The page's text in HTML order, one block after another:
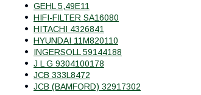
GEHL 5,49E11
HIFI-FILTER SA16080
HITACHI 4326841
HYUNDAI 11M820110
INGERSOLL 59144188
J L G 9304100178
JCB 333L8472
JCB (BAMFORD) 32917302